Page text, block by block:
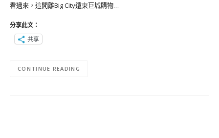
看過來，這間離Big City遠東巨城購物…
分享此文：
共享
CONTINUE READING